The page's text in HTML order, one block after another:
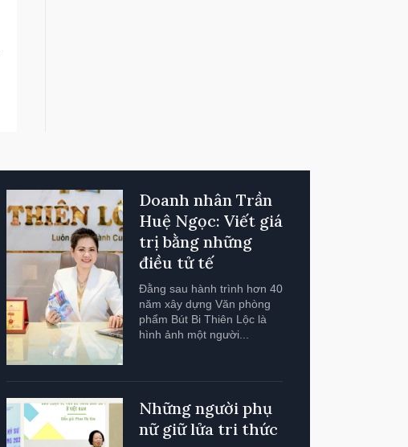
Doanh nhân Trần
Huệ Ngọc: Viết giá
trị bằng những
điều tử tế
Đằng sau hành trình hơn 40
năm xây dựng Văn phòng
phẩm Bút Bi Thiên Lộc là
hình ảnh một người...
Những người phụ
nữ giữ lửa tri thức